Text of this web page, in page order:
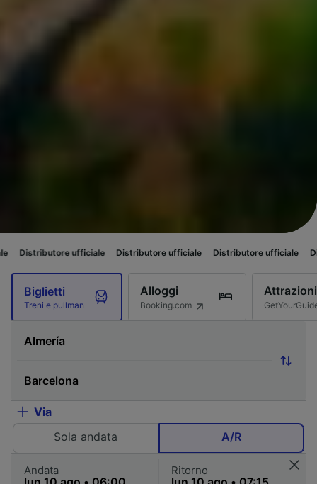
ufficiale Distributore ufficiale Distributore ufficiale Distributore
Biglietti
Treni e pullman
Alloggi
Booking.com
Attrazioni
Via
Sola andata
A/R
Andata Ritorno